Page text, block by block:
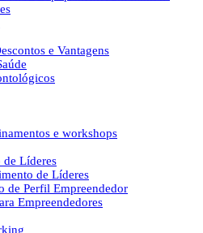
e Vantagens
e workshops
Líderes
de Líderes
de Perfil Empreendedor
Empreendedores